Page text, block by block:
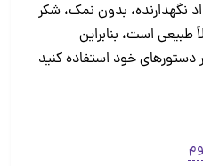
بدون نمک، شکر
طبیعی است، بنابراین
دستورهای خود استفاده کنید